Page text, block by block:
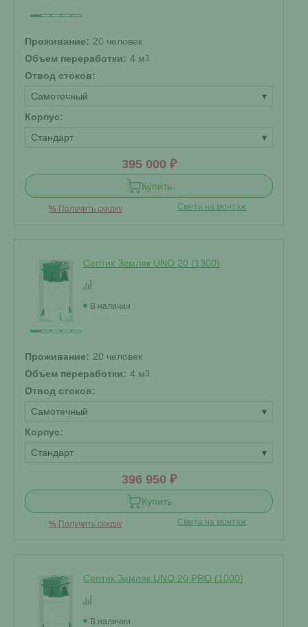
Проживание: 20 человек
Объем переработки: 4 м3
Отвод стоков:
Самотечный
▾
Корпус:
Стандарт
▾
395 000 ₽
Купить
% Получить скидку Смета на монтаж
Септик Земляк UNO 20 (1300)
В наличии
Проживание: 20 человек
Объем переработки: 4 м3
Отвод стоков:
Самотечный
▾
Корпус:
Стандарт
▾
396 950 ₽
Купить
% Получить скидку Смета на монтаж
Септик Земляк UNO 20 PRO (1000)
В наличии